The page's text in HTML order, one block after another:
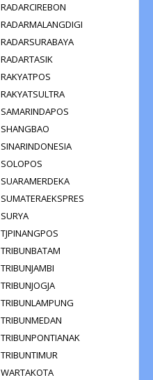
RADARCIREBON
RADARMALANGDIGI
RADARSURABAYA
RADARTASIK
RAKYATPOS
RAKYATSULTRA
SAMARINDAPOS
SHANGBAO
SINARINDONESIA
SOLOPOS
SUARAMERDEKA
SUMATERAEKSPRES
SURYA
TJPINANGPOS
TRIBUNBATAM
TRIBUNJAMBI
TRIBUNJOGJA
TRIBUNLAMPUNG
TRIBUNMEDAN
TRIBUNPONTIANAK
TRIBUNTIMUR
WARTAKOTA